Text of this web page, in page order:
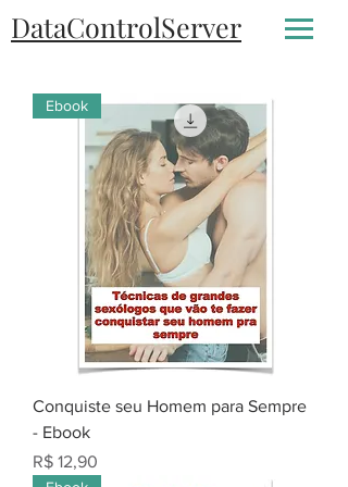
DataControlServer
Ebook
Conquiste seu Homem para Sempre
- Ebook
Preço
R$ 12,90